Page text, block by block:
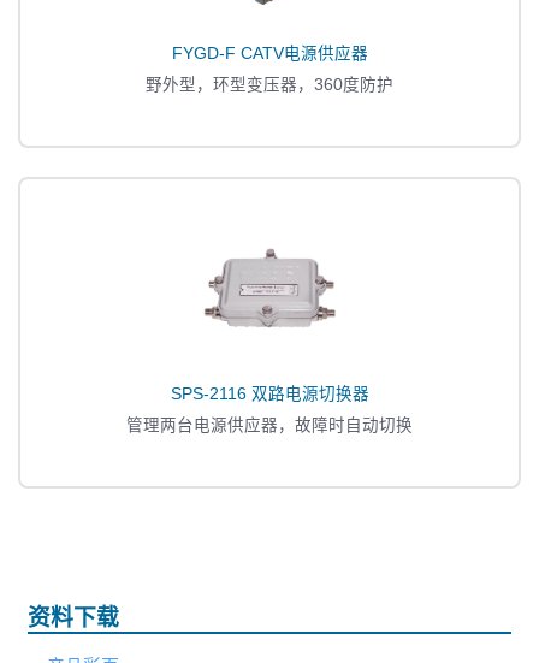
FYGD-F CATV电源供应器
野外型，环型变压器，360度防护
SPS-2116 双路电源切换器
管理两台电源供应器，故障时自动切换
资料下载